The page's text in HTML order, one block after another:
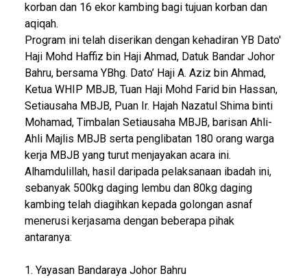
korban dan 16 ekor kambing bagi tujuan korban dan
aqiqah.
Program ini telah diserikan dengan kehadiran YB Dato'
Haji Mohd Haffiz bin Haji Ahmad, Datuk Bandar Johor
Bahru, bersama YBhg. Dato’ Haji A. Aziz bin Ahmad,
Ketua WHIP MBJB, Tuan Haji Mohd Farid bin Hassan,
Setiausaha MBJB, Puan Ir. Hajah Nazatul Shima binti
Mohamad, Timbalan Setiausaha MBJB, barisan Ahli-
Ahli Majlis MBJB serta penglibatan 180 orang warga
kerja MBJB yang turut menjayakan acara ini.
Alhamdulillah, hasil daripada pelaksanaan ibadah ini,
sebanyak 500kg daging lembu dan 80kg daging
kambing telah diagihkan kepada golongan asnaf
menerusi kerjasama dengan beberapa pihak
antaranya:
1. Yayasan Bandaraya Johor Bahru